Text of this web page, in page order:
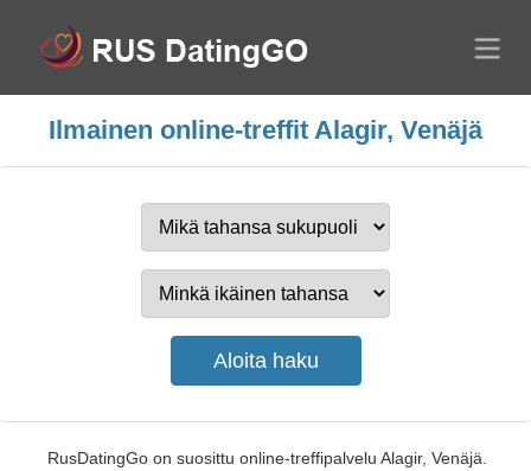
Ilmainen online-treffit Alagir, Venäjä
RusDatingGo on suosittu online-treffipalvelu Alagir, Venäjä.